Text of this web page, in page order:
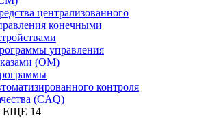
централизованного
конечными
управления
(OM)
контроля
(CAQ)
ЕЩЕ 14